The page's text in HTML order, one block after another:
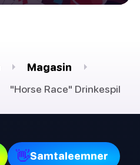
Magasin
"Horse Race" Drinkespil
👋Samtaleemner